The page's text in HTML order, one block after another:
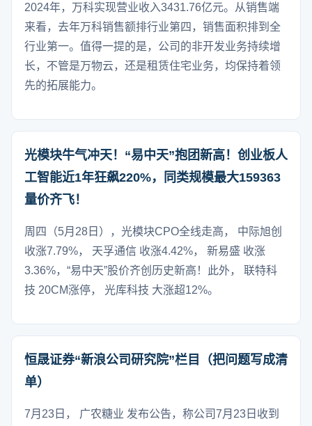
2024年，万科实现营业收入3431.76亿元。从销售端
来看，去年万科销售额排行业第四，销售面积排到全
行业第一。值得一提的是，公司的非开发业务持续增
长，不管是万物云，还是租赁住宅业务，均保持着领
先的拓展能力。
光模块牛气冲天！“易中天”抱团新高！创业板人
工智能近1年狂飙220%，同类规模最大159363
量价齐飞！
周四（5月28日），光模块CPO全线走高， 中际旭创
收涨7.79%， 天孚通信 收涨4.42%， 新易盛 收涨
3.36%，“易中天”股价齐创历史新高！此外， 联特科
技 20CM涨停， 光库科技 大涨超12%。
恒晟证券“新浪公司研究院”栏目（把问题写成清
单）
7月23日， 广农糖业 发布公告，称公司7月23日收到